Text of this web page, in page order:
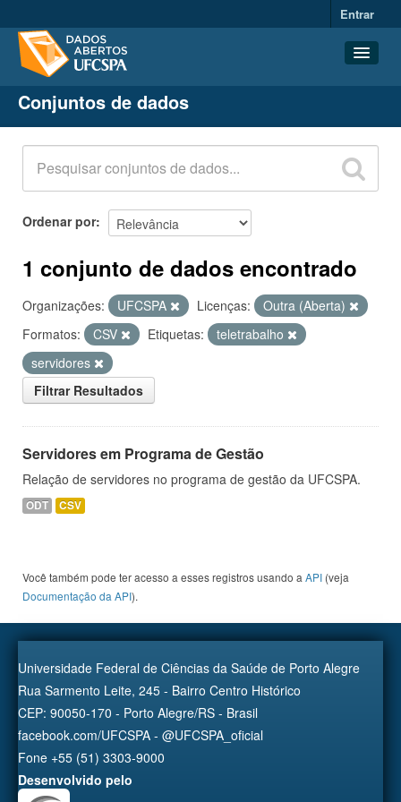
Entrar
Conjuntos de dados
Organizações
Grupos
Sobre
Conjuntos de dados
Ordenar por
1 conjunto de dados encontrado
Organizações: UFCSPA Licenças:
Outra (Aberta)
Formatos:
CSV Etiquetas:
teletrabalho
servidores
Filtrar Resultados
Servidores em Programa de Gestão
Relação de servidores no programa de gestão da UFCSPA.
ODT CSV
Você também pode ter acesso a esses registros usando a API (veja
Documentação da API).
Universidade Federal de Ciências da Saúde de Porto Alegre
Rua Sarmento Leite, 245 - Bairro Centro Histórico
CEP: 90050-170 - Porto Alegre/RS - Brasil
facebook.com/UFCSPA - @UFCSPA_oficial
Fone +55 (51) 3303-9000
Desenvolvido pelo